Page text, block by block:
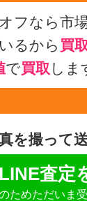
フなら市
るから 買
で買取 しま
を撮って
LINE査定
ためただいま